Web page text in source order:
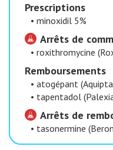
​Prescriptions
• minoxidil 5%
Arrêts de
• roxithromycine
​Remboursements
• atogépant
• tapentadol
Arrêts de
• tasonermine